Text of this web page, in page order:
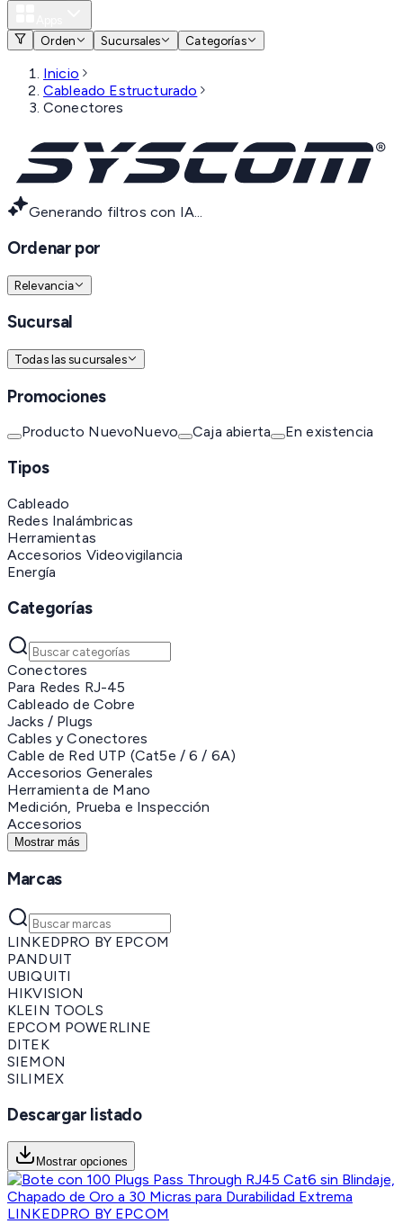
Orden
Sucursales Categorías
Inicio
Cableado Estructurado
Conectores
Generando filtros con IA...
Ordenar por
Relevancia
Sucursal
Todas las sucursales
Promociones
Producto NuevoNuevo Caja abierta En existencia
Tipos
Cableado
Redes Inalámbricas
Herramientas
Accesorios Videovigilancia
Energía
Categorías
Conectores
Para Redes RJ-45
Cableado de Cobre
Jacks / Plugs
Cables y Conectores
Cable de Red UTP (Cat5e / 6 / 6A)
Accesorios Generales
Herramienta de Mano
Medición, Prueba e Inspección
Accesorios
Mostrar más
Marcas
LINKEDPRO BY EPCOM
PANDUIT
UBIQUITI
HIKVISION
KLEIN TOOLS
EPCOM POWERLINE
DITEK
SIEMON
SILIMEX
Descargar listado
Mostrar opciones
LINKEDPRO BY EPCOM